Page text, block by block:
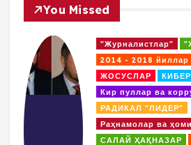
You Missed
"Журналистлар"
2014 - 2018 йиллар
ЖОСУСЛАР
Кир пуллар ва
РАДИКАЛ "ЛИДЕР"
Раҳнамолар ва
САЛАЙ ҲАҚНАЗАР